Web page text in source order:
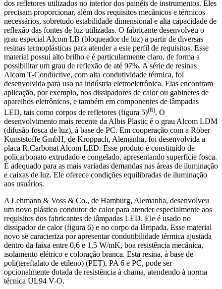
dos refletores utilizados no interior dos painéis de instrumentos. Eles
precisam proporcionar, além dos requisitos mecânicos e térmicos
necessários, sobretudo estabilidade dimensional e alta capacidade de
reflexão das fontes de luz utilizadas. O fabricante desenvolveu o
grau especial Alcom LB (bloqueador de luz) a partir de diversas
resinas termoplásticas para atender a este perfil de requisitos. Esse
material possui alto brilho e é particularmente claro, de forma a
possibilitar um grau de reflexão de até 97%. A série de resinas
Alcom T-Conductive, com alta condutividade térmica, foi
desenvolvida para uso na indústria eletroeletrônica. Elas encontram
aplicação, por exemplo, nos dissipadores de calor ou gabinetes de
aparelhos eletrônicos, e também em componentes de lâmpadas
LED, tais como corpos de refletores (figura 5)(8). O
desenvolvimento mais recente da Albis Plastic é o grau Alcom LDM
(difusão fosca de luz), à base de PC. Em cooperação com a Röber
Kunststoffe GmbH, de Kroppach, Alemanha, foi desenvolvida a
placa R.Carbonat Alcom LED. Esse produto é constituído de
policarbonato extrudado e congelado, apresentando superfície fosca.
É adequado para as mais variadas demandas nas áreas de iluminação
e caixas de luz. Ele oferece condições equilibradas de iluminação
aos usuários.
A Lehmann & Voss & Co., de Hamburg, Alemanha, desenvolveu
um novo plástico condutor de calor para atender especialmente aos
requisitos dos fabricantes de lâmpadas LED. Ele é usado no
dissipador de calor (figura 6) e no corpo da lâmpada. Esse material
novo se caracteriza por apresentar condutibilidade térmica ajustada
dentro da faixa entre 0,6 e 1,5 W/mK, boa resistência mecânica,
isolamento elétrico e coloração branca. Esta resina, à base de
poli(tereftalato de etileno) (PET), PA 6 e PC, pode ser
opcionalmente dotada de resistência à chama, atendendo à norma
técnica UL94 V-O.